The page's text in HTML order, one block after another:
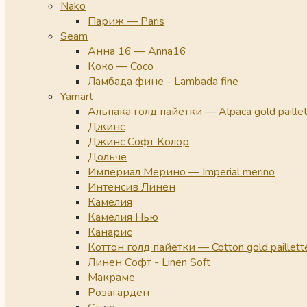
Nako
Париж — Paris
Seam
Анна 16 — Anna16
Коко — Coco
Ламбада фине - Lambada fine
Yarnart
Альпака голд пайетки — Alpaca gold
Джинс
Джинс Софт Колор
Дольче
Империал Мерино — Imperial merino
Интенсив Линен
Камелия
Камелия Нью
Канарис
Коттон голд пайетки — Cotton gold
Линен Софт - Linen Soft
Макраме
Розагарден